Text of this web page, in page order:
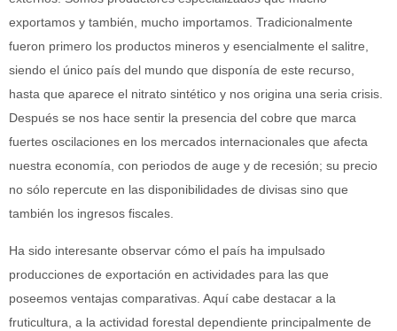
exportamos y también, mucho importamos. Tradicionalmente
fueron primero los productos mineros y esencialmente el salitre,
siendo el único país del mundo que disponía de este recurso,
hasta que aparece el nitrato sintético y nos origina una seria crisis.
Después se nos hace sentir la presencia del cobre que marca
fuertes oscilaciones en los mercados internacionales que afecta
nuestra economía, con periodos de auge y de recesión; su precio
no sólo repercute en las disponibilidades de divisas sino que
también los ingresos fiscales.
Ha sido interesante observar cómo el país ha impulsado
producciones de exportación en actividades para las que
poseemos ventajas comparativas. Aquí cabe destacar a la
fruticultura, a la actividad forestal dependiente principalmente de